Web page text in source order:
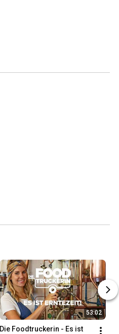
53:02
Die Foodtruckerin - Es ist